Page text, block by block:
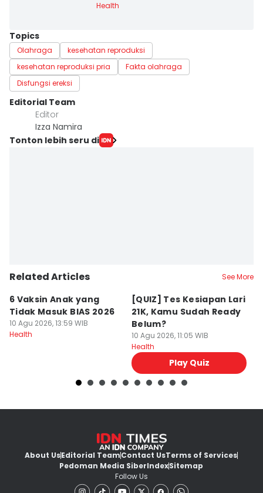
Health
Topics
Olahraga
kesehatan reproduksi
kesehatan reproduksi pria
Fakta olahraga
Disfungsi ereksi
Editorial Team
Editor
Izza Namira
Tonton lebih seru di
Related Articles See More
6 Vaksin Anak yang
Tidak Masuk BIAS 2026
10 Agu 2026, 13:59 WIB
Health
[QUIZ] Tes Kesiapan Lari
21K, Kamu Sudah Ready
Belum?
10 Agu 2026, 11:05 WIB
Health
Play Quiz
About UsEditorial TeamContact UsTerms of Services
Pedoman Media SiberIndexSitemap
Follow Us